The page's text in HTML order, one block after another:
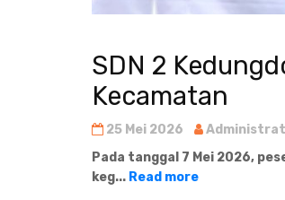
SDN 2
Kecamatan
25 Mei 2026
Pada tanggal 7 Mei 2026,
keg... Read more